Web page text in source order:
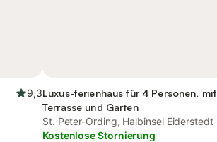
9,3Luxus-ferienhaus für 4 Personen, mit
Terrasse und Garten
St. Peter-Ording, Halbinsel Eiderstedt
Kostenlose Stornierung